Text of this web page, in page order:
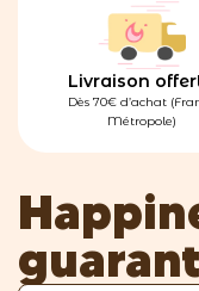
Livraison
Dès 70€ d’achat
Métropole)